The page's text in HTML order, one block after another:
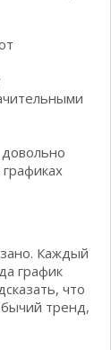
Каждый
график
что
тренд,